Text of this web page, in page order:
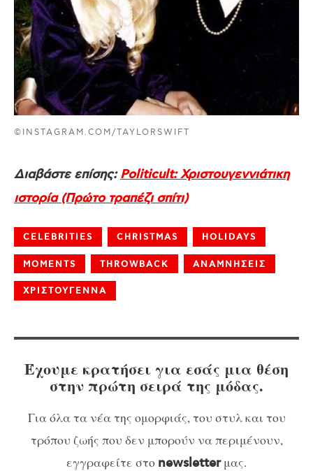
©INSTAGRAM.COM/TAYLORSWIFT
Διαβάστε επίσης:Politicult: Χριστουγεννιάτικη
ιστορία (Πρώτο τραπέζι σπίτι)
CELEBRITIES CHRISTMAS HOLIDAYS
MOMENTS THROWBACK ΑΝΑΜΝΗΣΕΙΣ
ΧΡΙΣΤΟΥΓΕΝΝΑ
Έχουμε κρατήσει για εσάς μια θέση
στην πρώτη σειρά της μόδας.
Για όλα τα νέα της ομορφιάς, του στυλ και του
τρόπου ζωής που δεν μπορούν να περιμένουν,
εγγραφείτε στο newsletterμας.